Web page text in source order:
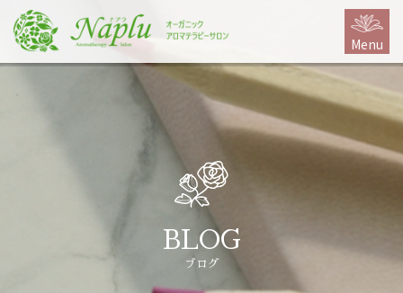
ス
Menu
BLOG
ブログ